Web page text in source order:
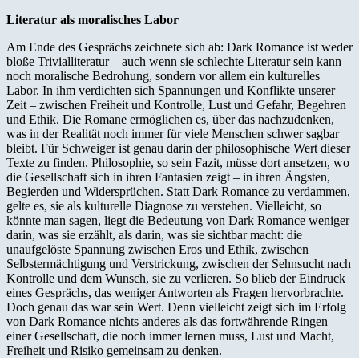
Literatur als moralisches Labor
Am Ende des Gesprächs zeichnete sich ab: Dark Romance ist weder
bloße Trivialliteratur – auch wenn sie schlechte Literatur sein kann –
noch moralische Bedrohung, sondern vor allem ein kulturelles
Labor. In ihm verdichten sich Spannungen und Konflikte unserer
Zeit – zwischen Freiheit und Kontrolle, Lust und Gefahr, Begehren
und Ethik. Die Romane ermöglichen es, über das nachzudenken,
was in der Realität noch immer für viele Menschen schwer sagbar
bleibt. Für Schweiger ist genau darin der philosophische Wert dieser
Texte zu finden. Philosophie, so sein Fazit, müsse dort ansetzen, wo
die Gesellschaft sich in ihren Fantasien zeigt – in ihren Ängsten,
Begierden und Widersprüchen. Statt Dark Romance zu verdammen,
gelte es, sie als kulturelle Diagnose zu verstehen. Vielleicht, so
könnte man sagen, liegt die Bedeutung von Dark Romance weniger
darin, was sie erzählt, als darin, was sie sichtbar macht: die
unaufgelöste Spannung zwischen Eros und Ethik, zwischen
Selbstermächtigung und Verstrickung, zwischen der Sehnsucht nach
Kontrolle und dem Wunsch, sie zu verlieren. So blieb der Eindruck
eines Gesprächs, das weniger Antworten als Fragen hervorbrachte.
Doch genau das war sein Wert. Denn vielleicht zeigt sich im Erfolg
von Dark Romance nichts anderes als das fortwährende Ringen
einer Gesellschaft, die noch immer lernen muss, Lust und Macht,
Freiheit und Risiko gemeinsam zu denken.